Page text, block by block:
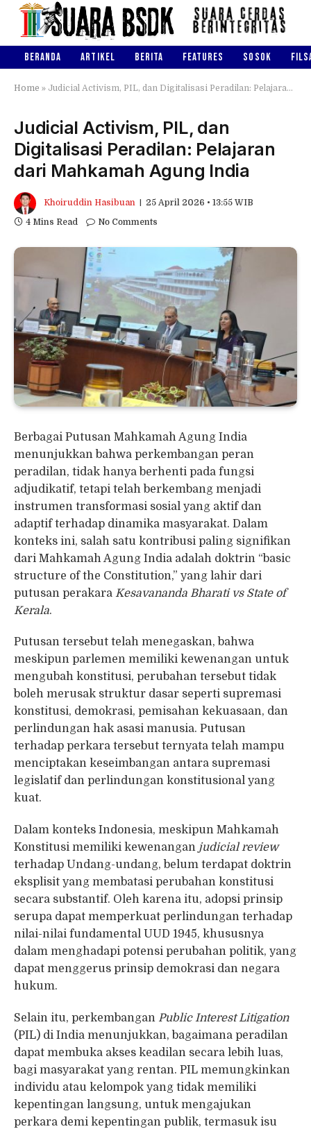
BERANDA ARTIKEL BERITA FEATURES SOSOK
Home » Judicial Activism, PIL, dan Digitalisasi Peradilan: Pelajaran dari Mahkamah Agung India
Judicial Activism, PIL, dan
Digitalisasi Peradilan: Pelajaran
dari Mahkamah Agung India
Khoiruddin Hasibuan
25 April 2026 • 13:55 WIB
4 Mins Read
No Comments
Berbagai Putusan Mahkamah Agung India
menunjukkan bahwa perkembangan peran
peradilan, tidak hanya berhenti pada fungsi
adjudikatif, tetapi telah berkembang menjadi
instrumen transformasi sosial yang aktif dan
adaptif terhadap dinamika masyarakat. Dalam
konteks ini, salah satu kontribusi paling signifikan
dari Mahkamah Agung India adalah doktrin “basic
structure of the Constitution,” yang lahir dari
putusan perakara Kesavananda Bharati vs State of
Kerala.
Putusan tersebut telah menegaskan, bahwa
meskipun parlemen memiliki kewenangan untuk
mengubah konstitusi, perubahan tersebut tidak
boleh merusak struktur dasar seperti supremasi
konstitusi, demokrasi, pemisahan kekuasaan, dan
perlindungan hak asasi manusia. Putusan
terhadap perkara tersebut ternyata telah mampu
menciptakan keseimbangan antara supremasi
legislatif dan perlindungan konstitusional yang
kuat.
Dalam konteks Indonesia, meskipun Mahkamah
Konstitusi memiliki kewenangan judicial review
terhadap Undang-undang, belum terdapat doktrin
eksplisit yang membatasi perubahan konstitusi
secara substantif. Oleh karena itu, adopsi prinsip
serupa dapat memperkuat perlindungan terhadap
nilai-nilai fundamental UUD 1945, khususnya
dalam menghadapi potensi perubahan politik, yang
dapat menggerus prinsip demokrasi dan negara
hukum.
Selain itu, perkembangan Public Interest Litigation
(PIL) di India menunjukkan, bagaimana peradilan
dapat membuka akses keadilan secara lebih luas,
bagi masyarakat yang rentan. PIL memungkinkan
individu atau kelompok yang tidak memiliki
kepentingan langsung, untuk mengajukan
perkara demi kepentingan publik, termasuk isu